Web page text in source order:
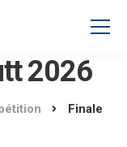
2026
Finale